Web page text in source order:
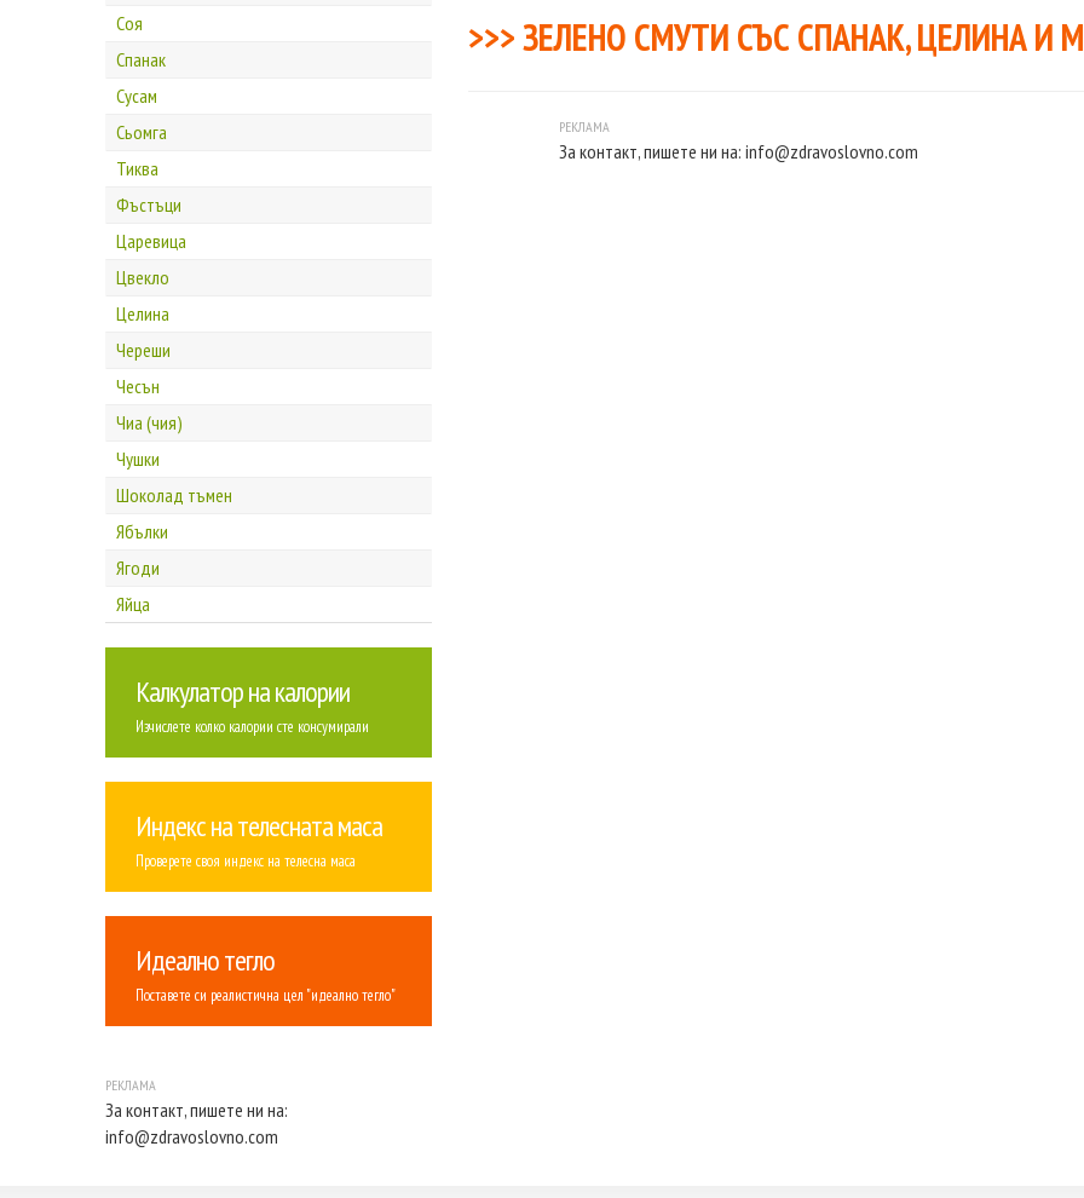
Соя
Спанак
Сусам
Сьомга
Тиква
Фъстъци
Царевица
Цвекло
Целина
Череши
Чесън
Чиа (чия)
Чушки
Шоколад тъмен
Ябълки
Ягоди
Яйца
Калкулатор на калории
Изчислете колко калории сте консумирали
Индекс на телесната маса
Проверете своя индекс на телесна маса
Идеално тегло
Поставете си реалистична цел "идеално тегло"
За контакт, пишете ни на:
info@zdravoslovno.com
>>>ЗЕЛЕНО СМУТИ СЪС СПАНАК, ЦЕЛИНА И
За контакт, пишете ни на: info@zdravoslovno.com